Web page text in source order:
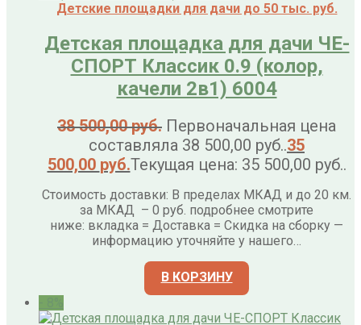
Детские площадки для дачи до 50 тыс. руб.
Детская площадка для дачи ЧЕ-
СПОРТ Классик 0.9 (колор,
качели 2в1) 6004
38 500,00руб. Первоначальная цена
составляла 38 500,00 руб..35
500,00 руб.Текущая цена: 35 500,00 руб..
Стоимость доставки: В пределах МКАД и до 20 км.
за МКАД – 0 руб. подробнее смотрите
ниже: вкладка = Доставка = Скидка на сборку —
информацию уточняйте у нашего…
В КОРЗИНУ